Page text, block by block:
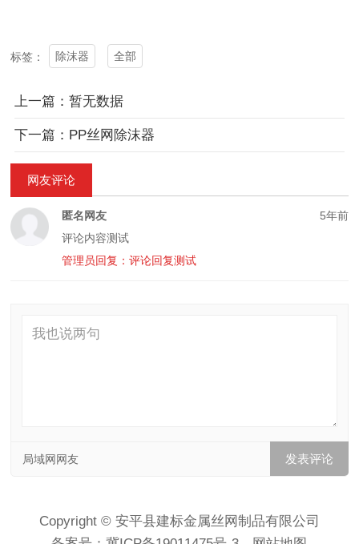
标签： 除沫器 全部
上一篇：暂无数据
下一篇：PP丝网除沫器
网友评论
匿名网友
5年前
评论内容测试
管理员回复：评论回复测试
局域网网友
Copyright © 安平县建标金属丝网制品有限公司